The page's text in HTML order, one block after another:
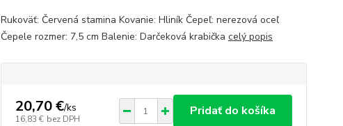
Rukoväť: Červená stamina Kovanie: Hliník Čepeľ: nerezová oceľ
Čepele rozmer: 7,5 cm Balenie: Darčeková krabička celý popis
20,70 €/ks
16,83 € bez DPH
Pridať do košíka